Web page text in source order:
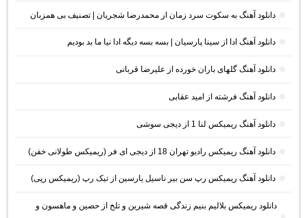
دانلود آهنگ به سکوت سرد زمان از محمدرضا شجریان | تصنیف بی همزبان
دانلود آهنگ ادا از سینا پارسیان | بسه بسه دیگه ادا نیا ما بد بودیم
دانلود آهنگ گلهای باران خورده از علیرضا قربانی
دانلود آهنگ فرشته از امید عقابی
دانلود آهنگ ریمیکس لنا 1 از دیجی سوشی
دانلود آهنگ ریمیکس رادیو تهران 18 از دیجی ای فر (ریمیکس طولانی خفن)
دانلود آهنگ ریمیکس رپ سن بیر ناسیل یارسین از تیک رپ (ریمیکس رپی)
دانلود ریمیکس بلالیم بنیم زندگی قصه شیرین و تلخ از حصین و ماهسون و